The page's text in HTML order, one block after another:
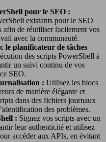
pour le SEO :
existants pour le SEO
afin de réutiliser facilement vos
avec la communauté.
le planificateur de tâches
des scripts PowerShell à
un suivi continu de vos
SEO.
: Utilisez les blocs
de manière élégante et
dans des fichiers journaux
des problèmes.
: Signez vos scripts avec un
leur authenticité et utilisez
accéder aux APIs, en évitant